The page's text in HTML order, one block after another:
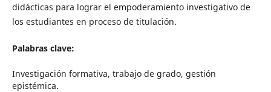
didácticas para lograr el empoderamiento investigativo de
los estudiantes en proceso de titulación.
Palabras clave:
Investigación formativa, trabajo de grado, gestión
epistémica.